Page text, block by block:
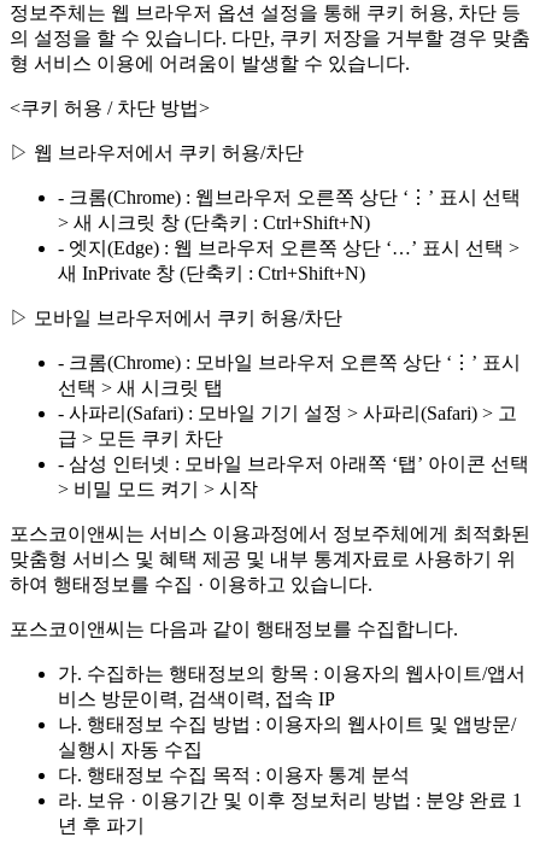
정보주체는 웹 브라우저 옵션 설정을 통해 쿠키 허용, 차단 등
의 설정을 할 수 있습니다. 다만, 쿠키 저장을 거부할 경우 맞춤
형 서비스 이용에 어려움이 발생할 수 있습니다.
<쿠키 허용 / 차단 방법>
▷ 웹 브라우저에서 쿠키 허용/차단
- 크롬(Chrome) : 웹브라우저 오른쪽 상단 ‘⋮’ 표시 선택
> 새 시크릿 창 (단축키 : Ctrl+Shift+N)
- 엣지(Edge) : 웹 브라우저 오른쪽 상단 ‘…’ 표시 선택 >
새 InPrivate 창 (단축키 : Ctrl+Shift+N)
▷ 모바일 브라우저에서 쿠키 허용/차단
- 크롬(Chrome) : 모바일 브라우저 오른쪽 상단 ‘⋮’ 표시
선택 > 새 시크릿 탭
- 사파리(Safari) : 모바일 기기 설정 > 사파리(Safari) > 고
급 > 모든 쿠키 차단
- 삼성 인터넷 : 모바일 브라우저 아래쪽 ‘탭’ 아이콘 선택
> 비밀 모드 켜기 > 시작
포스코이앤씨는 서비스 이용과정에서 정보주체에게 최적화된
맞춤형 서비스 및 혜택 제공 및 내부 통계자료로 사용하기 위
하여 행태정보를 수집 · 이용하고 있습니다.
포스코이앤씨는 다음과 같이 행태정보를 수집합니다.
가. 수집하는 행태정보의 항목 : 이용자의 웹사이트/앱서
비스 방문이력, 검색이력, 접속 IP
나. 행태정보 수집 방법 : 이용자의 웹사이트 및 앱방문/
실행시 자동 수집
다. 행태정보 수집 목적 : 이용자 통계 분석
라. 보유 · 이용기간 및 이후 정보처리 방법 : 분양 완료 1
년 후 파기